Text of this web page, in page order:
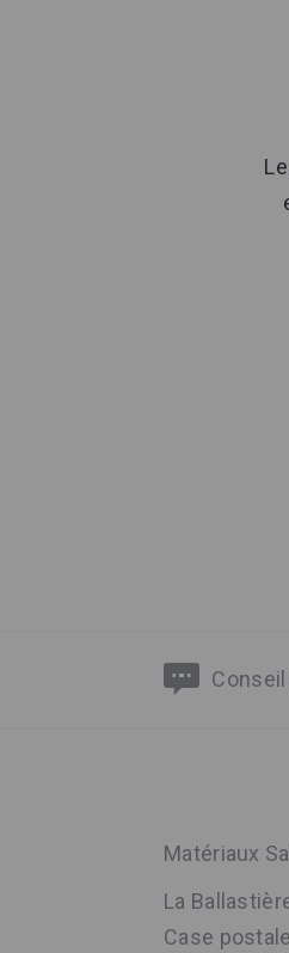
Matériaux
La
Case postale